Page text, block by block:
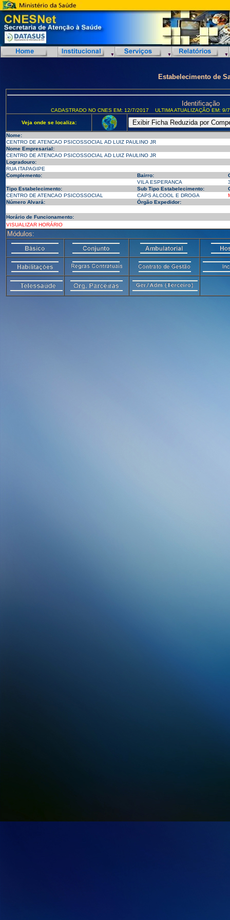
Estabelecimento de
Identificação
CADASTRADO NO CNES EM: 12/7/2017 ULTIMA ATUALIZAÇÃO EM:
Veja onde se localiza:
Nome:
CENTRO DE ATENCAO PSICOSSOCIAL AD LUIZ PAULINO JR
Nome Empresarial:
CENTRO DE ATENCAO PSICOSSOCIAL AD LUIZ PAULINO JR
Logradouro:
RUA ITAPAGIPE
Complemento:
Bairro:
VILA ESPERANCA
Tipo Estabelecimento:
Sub Tipo Estabelecimento:
CENTRO DE ATENCAO PSICOSSOCIAL
CAPS ALCOOL E DROGA
Número Alvará:
Órgão Expedidor:
Horário de Funcionamento:
VISUALIZAR HORÁRIO
Módulos: